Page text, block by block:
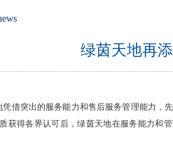
绿茵天地再
借突出的服务能力和售后服务管理能力，
获得各界认可后，绿茵天地在服务能力和